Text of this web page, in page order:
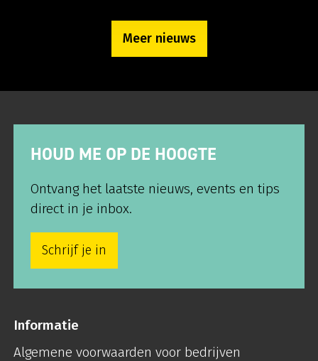
Meer nieuws
HOUD ME OP DE HOOGTE
Ontvang het laatste nieuws, events en tips
direct in je inbox.
Schrijf je in
Informatie
Algemene voorwaarden voor bedrijven